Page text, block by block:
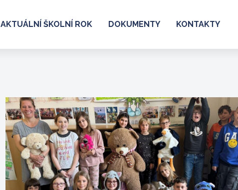
AKTUÁLNÍ ŠKOLNÍ ROK DOKUMENTY KONTAKTY